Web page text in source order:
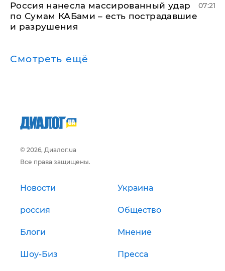
Россия нанесла массированный удар
по Сумам КАБами – есть пострадавшие
и разрушения
07:21
Смотреть ещё
© 2026, Диалог.ua
Все права защищены.
Новости Украина
россия Общество
Блоги Мнение
Шоу-Биз Пресса